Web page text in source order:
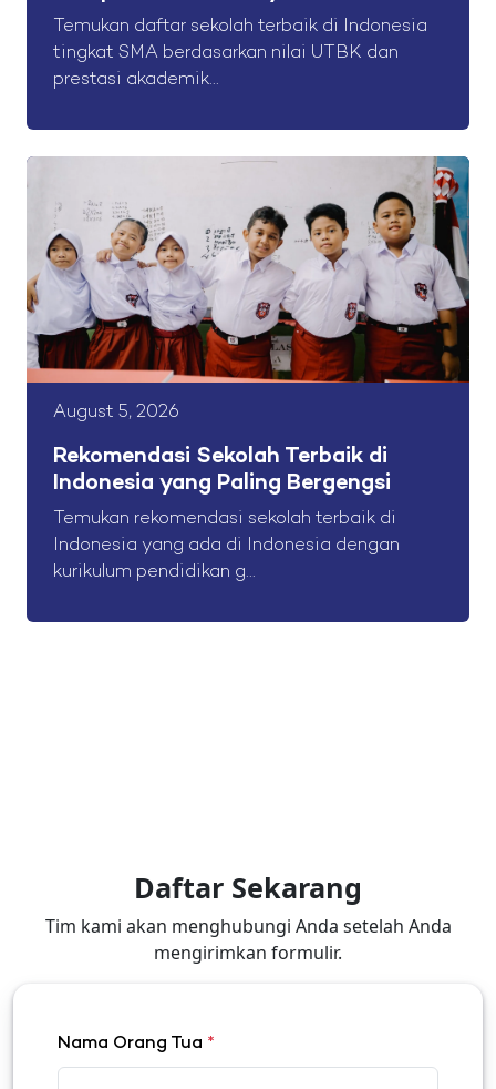
Temukan daftar sekolah terbaik di Indonesia
tingkat SMA berdasarkan nilai UTBK dan
prestasi akademik...
August 5, 2026
Rekomendasi Sekolah Terbaik di
Indonesia yang Paling Bergengsi
Temukan rekomendasi sekolah terbaik di
Indonesia yang ada di Indonesia dengan
kurikulum pendidikan g...
Daftar Sekarang
Tim kami akan menghubungi Anda setelah Anda
mengirimkan formulir.
Nama Orang Tua *